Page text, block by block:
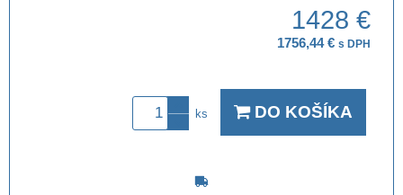
1428 €
1756,44 € s DPH
ks DO KOŠÍKA